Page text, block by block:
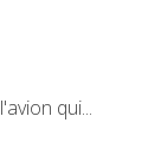
qui...